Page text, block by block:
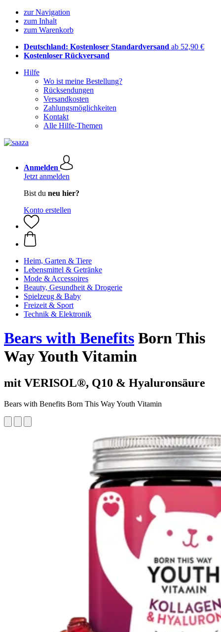
zur Navigation
zum Inhalt
zum Warenkorb
Deutschland: Kostenloser Standardversand ab 52,90 €
Kostenloser Rückversand
Hilfe
Wo ist meine Bestellung?
Rücksendungen
Versandkosten
Zahlungsmöglichkeiten
Kontakt
Alle Hilfe-Themen
Anmelden
Jetzt anmelden
Bist du neu hier?
Konto erstellen
Heim, Garten & Tiere
Lebensmittel & Getränke
Mode & Accessoires
Beauty, Gesundheit & Drogerie
Spielzeug & Baby
Freizeit & Sport
Technik & Elektronik
Bears with Benefits Born This
Way Youth Vitamin
mit VERISOL®, Q10 & Hyaluronsäure
Bears with Benefits Born This Way Youth Vitamin